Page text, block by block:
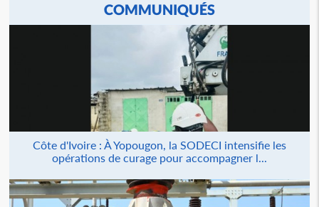
COMMUNIQUÉS
Côte d'Ivoire : À Yopougon, la SODECI intensifie les
opérations de curage pour accompagner l...